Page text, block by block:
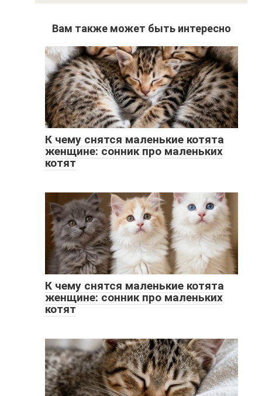
Вам также может быть интересно
К чему снятся маленькие котята
женщине: сонник про маленьких
котят
К чему снятся маленькие котята
женщине: сонник про маленьких
котят